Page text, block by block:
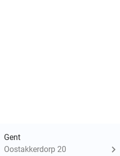
Gent
Oostakkerdorp 20